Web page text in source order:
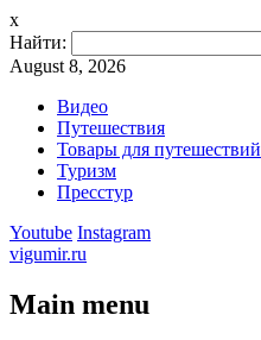
x
Найти:
August 8, 2026
Видео
Путешествия
Товары для путешествий
Туризм
Пресстур
Youtube Instagram
vigumir.ru
Main menu